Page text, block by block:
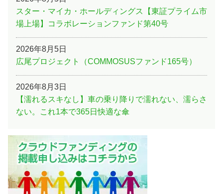
スター・マイカ・ホールディングス【東証プライム市
場上場】コラボレーションファンド第40号
2026年8月5日
広尾プロジェクト（COMMOSUSファンド165号）
2026年8月3日
【濡れるスキなし】車の乗り降りで濡れない、濡らさ
ない。これ1本で365日快適な傘